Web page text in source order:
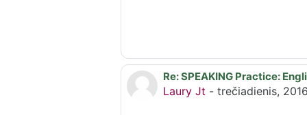
Atsakymas į Úrsula Ribes
Re: SPEAKING Practice:
Laury Jt - trečiadienis,